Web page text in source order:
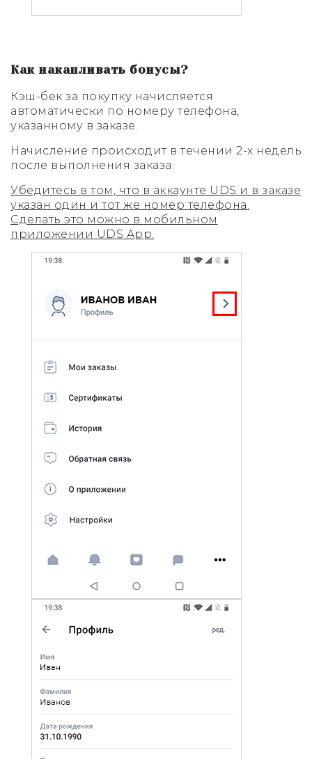
Как накапливать бонусы?
Кэш-бек за покупку начисляется
автоматически по номеру телефона,
указанному в заказе.
Начисление происходит в течении 2-х недель
после выполнения заказа.
Убедитесь в том, что в аккаунте UDS и в заказе
указан один и тот же номер телефона.
Сделать это можно в мобильном
приложении UDS App.